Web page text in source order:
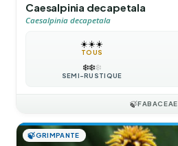
Caesalpinia decapetala
Caesalpinia decapetala
☀️☀️☀️
TOUS
❄️❄️❄️
SEMI-RUSTIQUE
🍃FABACEAE
🍃GRIMPANTE